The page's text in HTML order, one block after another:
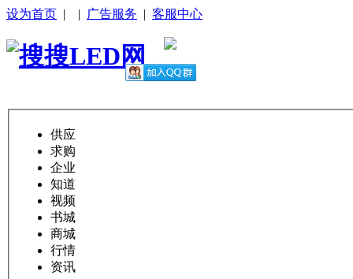
设为首页 | | 广告服务 | 客服中心
供应
求购
企业
知道
视频
书城
商城
行情
资讯